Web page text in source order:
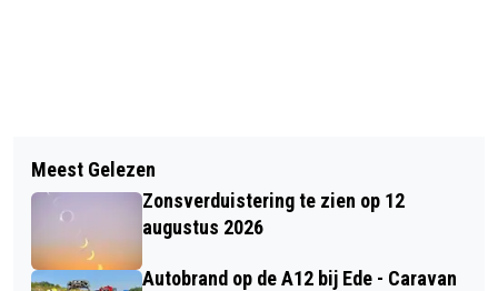
POLITIE ARRESTEERT
BANDENPRIKKER IN BARNEVELD
DANKZIJ ALERTE WINKELIER
AUTOMOBILISTE GEWOND BIJ
EENZIJDIG ONGEVAL OP
ZELDERSEWEG IN TERSCHUUR
Meest Gelezen
Zonsverduistering te zien op 12
augustus 2026
Autobrand op de A12 bij Ede - Caravan